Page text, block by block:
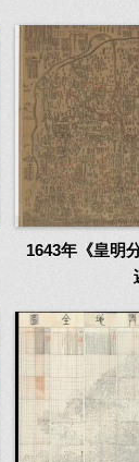
1643年《皇明